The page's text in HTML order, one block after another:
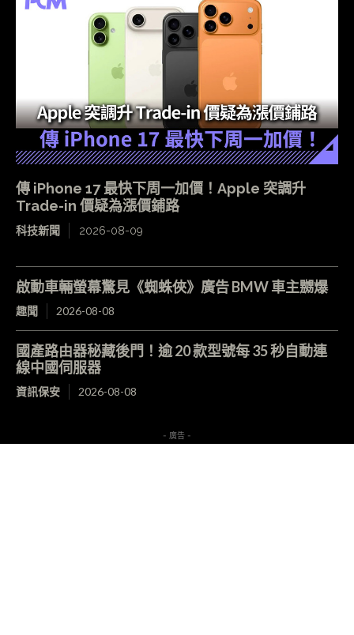
傳 iPhone 17 最快下周一加價！Apple 突調升
Trade-in 價疑為漲價鋪路
科技新聞 2026-08-09
啟動車輛螢幕驚見《蜘蛛俠》廣告 BMW 車主嬲爆
趣聞 2026-08-08
國產路由器秘藏後門！逾 20 款型號每 35 秒自動連
線中國伺服器
資訊保安 2026-08-08
- 廣告 -